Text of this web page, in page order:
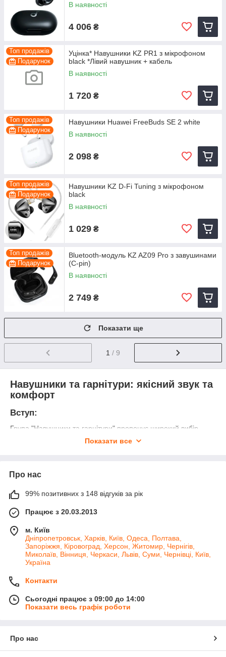
В наявності
4 006 ₴
Топ продажів
Подарунок
Уцінка* Навушники KZ PR1 з мікрофоном
black *Лівий навушник + кабель
В наявності
1 720 ₴
Топ продажів
Подарунок
Навушники Huawei FreeBuds SE 2 white
В наявності
2 098 ₴
Топ продажів
Подарунок
Навушники KZ D-Fi Tuning з мікрофоном
black
В наявності
1 029 ₴
Топ продажів
Подарунок
Bluetooth-модуль KZ AZ09 Pro з завушинами
(C-pin)
В наявності
2 749 ₴
Показати ще
1 / 9
Навушники та гарнітури: якісний звук та
комфорт
Вступ:
Група "Навушники та гарнітури" пропонує широкий вибір
пристроїв, які дозволять вам насолоджуватися музикою,
для вашого сетапу.
Якість звуку:
деталізацією для повного занурення у аудіо світ.
Технології шумозаглушення та акустична ізоляція
забезпечують чистий звук без зовнішніх перешкод та
шумів.
Збалансоване звучання з оптимальним
Комфорт та зручність:
Ергономічний дизайн та м'які амбушюри
забезпечують комфортне носіння навіть протягом
амбушюр дозволяють підібрати ідеальну посадку для
вашого вушного типу.
Показати все
Про нас
99% позитивних з 148 відгуків за рік
Працює з 20.03.2013
м. Київ
Дніпропетровськ, Харків, Київ, Одеса, Полтава,
Запоріжжя, Кіровоград, Херсон, Житомир, Чернігів,
Миколаїв, Вінниця, Черкаси, Львів, Суми, Чернівці, Київ,
Україна
Контакти
Сьогодні працює з 09:00 до 14:00
Показати весь графік роботи
Про нас